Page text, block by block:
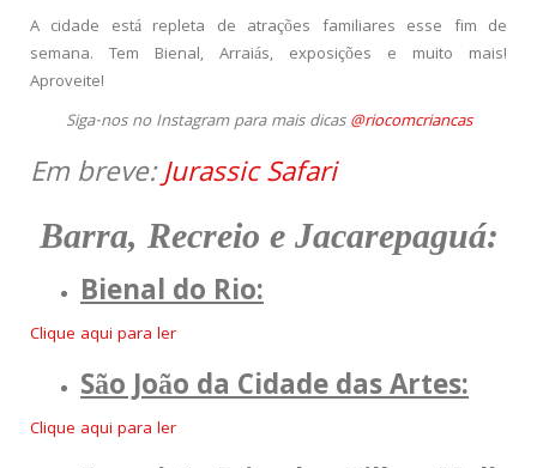
A cidade está repleta de atrações familiares esse fim de
semana. Tem Bienal, Arraiás, exposições e muito mais!
Aproveite!
Siga-nos no Instagram para mais dicas @riocomcriancas
Em breve:Jurassic Safari
Barra, Recreio e Jacarepaguá:
Bienal do Rio:
Clique aqui para ler
São João da Cidade das Artes:
Clique aqui para ler